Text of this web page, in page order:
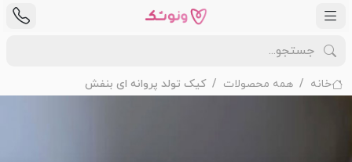
خانه همه محصولات کیک تولد پروانه ای بنفش